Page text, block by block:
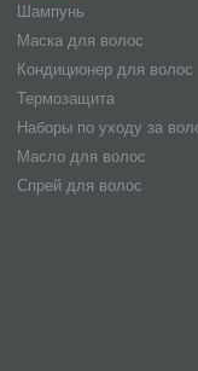
Шампунь
Маска для волос
Кондиционер для волос
Термозащита
Наборы по уходу за
Масло для волос
Спрей для волос